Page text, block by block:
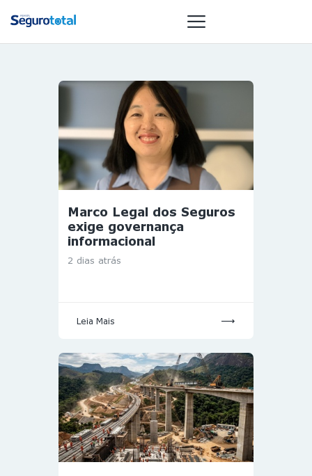
NOTÍCIAS
REVISTA
ESPECIAIS
GAIVOTA DE
OURO
MULHERES
GESTORAS
HOMEST
Marco Legal dos Seguros
exige governança
informacional
2 dias atrás
Leia Mais